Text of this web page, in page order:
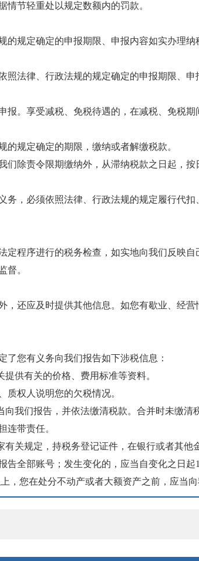
节轻重处以规定数额内的罚款。
规定确定的申报期限、申报内容如实办理
法律、行政法规的规定确定的申报期限、
。享受减税、免税待遇的，在减税、免税期
规定确定的期限，缴纳或者解缴税款。
除责令限期缴纳外，从滞纳税款之日起，按
，必须依照法律、行政法规的规定履行代
程序进行的税务检查，如实地向我们反映
督。
还应及时提供其他信息。如您有歇业、经
您有义务向我们报告如下涉税信息：
供有关的价格、费用标准等资料。
权人说明您的欠税情况。
我们报告，并依法缴清税款。合并时未缴
连带责任。
关规定，持税务登记证件，在银行或者其
全部账号；发生变化的，应当自变化之日起
，您在处分不动产或者大额资产之前，应当向